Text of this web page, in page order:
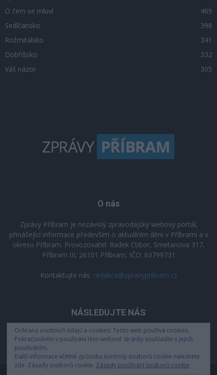
O čem se mluví
469
Sedlčansko
398
Rožmitálsko
341
Dobříšsko
332
Váš názor
305
O nás
Zprávy Příbram je nezávislý zpravodajský webový portál,
přinášející informace především o aktuálním dění v Příbrami a v
okresu Příbram. Provozovatel: Radek Ctibor, Smetanova 317,
Příbram III, 26101 Příbram, IČO: 63799731
Kontaktujte nás: redakce@zpravypribram.cz
NÁSLEDUJTE NÁS
Ochrana osobních údajů a cookies: Tento web používá cookies.
Pokračováním v používání této webové stránky souhlasíte s jejich
používáním.
Další informace včetně způsobu kontroly souborů cookie naleznete
zde: Zásady souborů cookie. Zásady používání souborů cookie